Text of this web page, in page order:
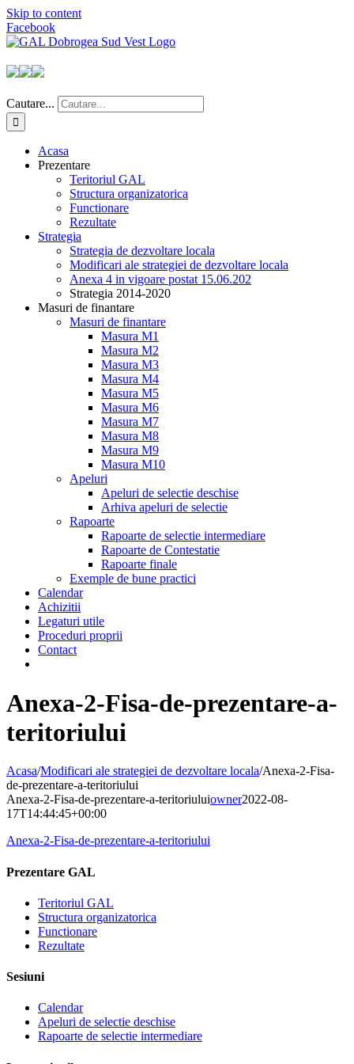
Skip to content
Facebook
Cautare...
Acasa
Prezentare
Teritoriul GAL
Structura organizatorica
Functionare
Rezultate
Strategia
Strategia de dezvoltare locala
Modificari ale strategiei de dezvoltare locala
Anexa 4 in vigoare postat 15.06.202
Strategia 2014-2020
Masuri de finantare
Masuri de finantare
Masura M1
Masura M2
Masura M3
Masura M4
Masura M5
Masura M6
Masura M7
Masura M8
Masura M9
Masura M10
Apeluri
Apeluri de selectie deschise
Arhiva apeluri de selectie
Rapoarte
Rapoarte de selectie intermediare
Rapoarte de Contestatie
Rapoarte finale
Exemple de bune practici
Calendar
Achizitii
Legaturi utile
Proceduri proprii
Contact
Anexa-2-Fisa-de-prezentare-a-
teritoriului
Acasa/Modificari ale strategiei de dezvoltare locala/Anexa-2-Fisa-
de-prezentare-a-teritoriului
Anexa-2-Fisa-de-prezentare-a-teritoriuluiowner2022-08-
17T14:44:45+00:00
Anexa-2-Fisa-de-prezentare-a-teritoriului
Prezentare GAL
Teritoriul GAL
Structura organizatorica
Functionare
Rezultate
Sesiuni
Calendar
Apeluri de selectie deschise
Rapoarte de selectie intermediare